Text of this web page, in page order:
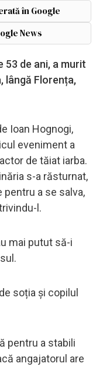
în Google
News
53 de ani, a murit
lângă Florența,
Ioan Hognogi,
eveniment a
de tăiat iarba.
s-a răsturnat,
pentru a se salva,
l.
mai putut să-i
soția și copilul
pentru a stabili
angajatorul are